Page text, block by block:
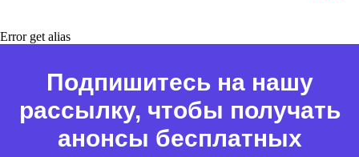
Error get alias
Подпишитесь на нашу
рассылку, чтобы получать
анонсы бесплатных
Документы
ИТ-аккредитация